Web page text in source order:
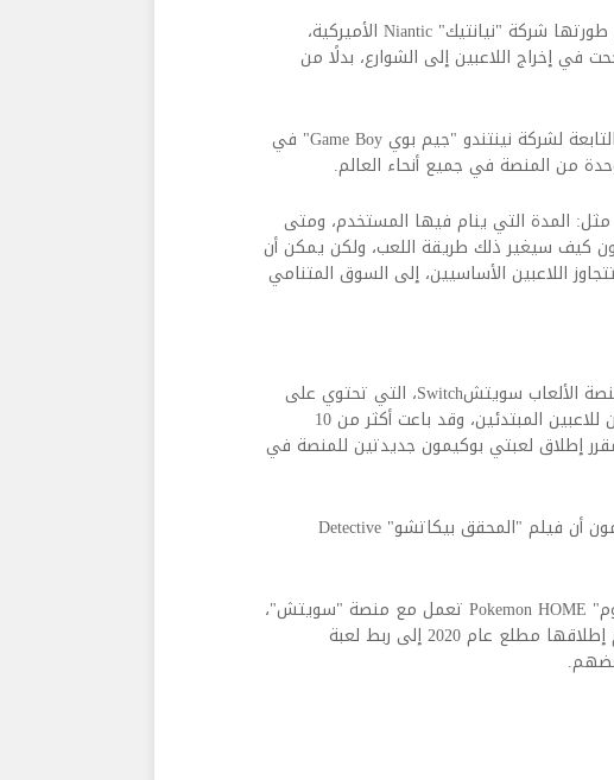
لعبة الواقع المعزز للهواتف الذكية "بوكيمون جو" التي طورتها شركة "نيانتيك" Niantic الأميركية،
بعد إطلاقها في عام 2016، إذ نجحت في إخراج اللاعبين إلى الشوارع، بدلًا من
كما أن أول لعبتي بوكيمون أُطلقتا على منصة الألعاب التابعة لشركة نينتندو "جيم بوي Game Boy" في
المدة التي ينام فيها المستخدم، ومتى
كيف سيغير ذلك طريقة اللعب، ولكن يمكن أن
اللاعبين الأساسيين، إلى السوق المتنامي
وتحاول نينتيندو جذب عشاق لعبة "بوكيمون جو" إلى منصة الألعاب سويتشSwitch، التي تحتوي على
لعبتي "بوكيمون لتس جو" Pokemon Let’s Go موجهتين للاعبين المبتدئين، وقد باعت أكثر من 10
إطلاق لعبتي بوكيمون جديدتين للمنصة في
وإلى جانب تطبيق "بوكيمون سليب"، أعلنت شركة بوكيمون أن فيلم "المحقق بيكاتشو" Detective
كما أعلنت عن خدمة سحابية جديدة باسم "بوكيمون هوم" Pokemon HOME تعمل مع منصة "سويتش"،
وأجهزة آي أو إس، وأندرويد، وتهدف الخدمة التي سيتم إطلاقها مطلع عام 2020 إلى ربط لعبة